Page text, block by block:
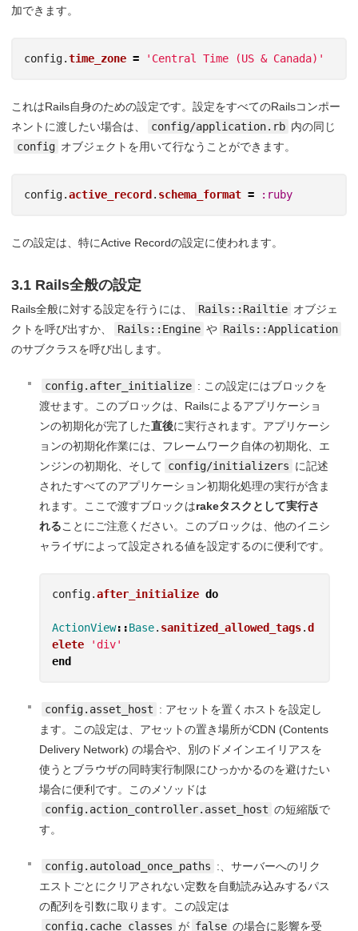
加できます。
config.time_zone = 'Central Time (US & Canada)'
これはRails自身のための設定です。設定をすべてのRailsコンポー
ネントに渡したい場合は、
config/application.rb 内の同じ
config オブジェクトを用いて行なうことができます。
config.active_record . schema_format = :ruby
この設定は、特にActive Recordの設定に使われます。
3.1 Rails全般の設定
Rails全般に対する設定を行うには、 Rails::Railtie オブジェ
クトを呼び出すか、
Rails::Engine や Rails::Application
のサブクラスを呼び出します。
config.after_initialize : この設定にはブロックを
渡せます。このブロックは、Railsによるアプリケーショ
ンの初期化が完了した直後に実行されます。アプリケーシ
ョンの初期化作業には、フレームワーク自体の初期化、エ
ンジンの初期化、そして config/initializers に記述
されたすべてのアプリケーション初期化処理の実行が含ま
れます。ここで渡すブロックはrakeタスクとして実行さ
れることにご注意ください。このブロックは、他のイニシ
ャライザによって設定される値を設定するのに便利です。
config.after_initialize do
ActionView::Base. sanitized_allowed_tags.d
elete
'div'
end
config.asset_host : アセットを置くホストを設定し
ます。この設定は、アセットの置き場所がCDN (Contents
Delivery Network) の場合や、別のドメインエイリアスを
使うとブラウザの同時実行制限にひっかかるのを避けたい
場合に便利です。このメソッドは
config.action_controller.asset_host の短縮版で
す。
config.autoload_once_paths :、サーバーへのリク
エストごとにクリアされない定数を自動読み込みするパス
の配列を引数に取ります。この設定は
config.cache_classes が false の場合に影響を受